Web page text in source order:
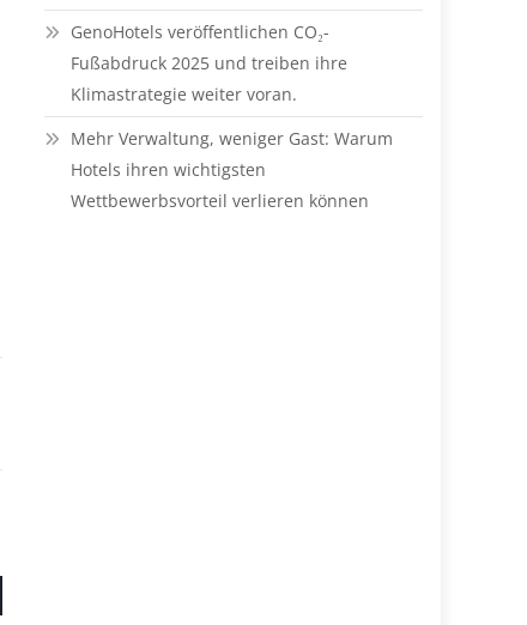
GenoHotels veröffentlichen CO₂-
Fußabdruck 2025 und treiben ihre
Klimastrategie weiter voran.
Mehr Verwaltung, weniger Gast: Warum
Hotels ihren wichtigsten
Wettbewerbsvorteil verlieren können